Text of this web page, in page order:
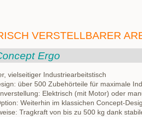
VERSTELLBARER
Ergo
vielseitiger Industriearbeitstisch
über 500 Zubehörteile für maximale
Elektrisch (mit Motor) oder
Weiterhin im klassichen Concept-
Tragkraft von bis zu 500 kg dank